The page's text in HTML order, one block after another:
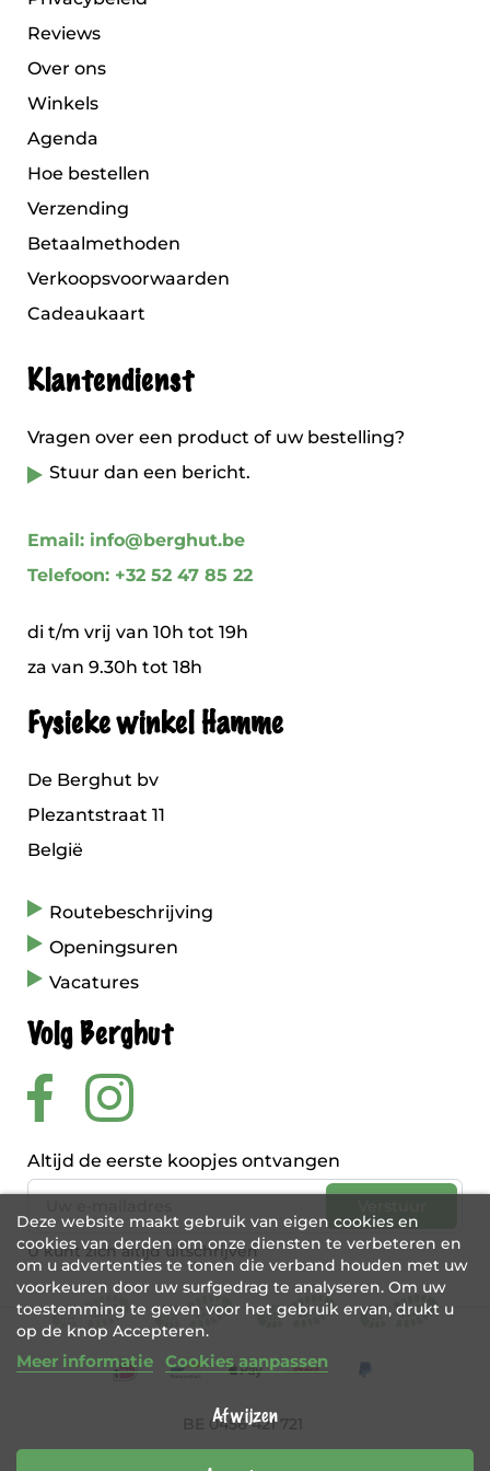
Reviews
Over ons
Winkels
Agenda
Hoe bestellen
Verzending
Betaalmethoden
Verkoopsvoorwaarden
Cadeaukaart
Klantendienst
Vragen over een product of uw bestelling?
Stuur dan een bericht.
Email: info@berghut.be
Telefoon: +32 52 47 85 22
di t/m vrij van 10h tot 19h
za van 9.30h tot 18h
Fysieke winkel Hamme
De Berghut bv
Plezantstraat 11
België
Routebeschrijving
Openingsuren
Vacatures
Volg Berghut
Altijd de eerste koopjes ontvangen
U kunt zich altijd uitschrijven
Deze website maakt gebruik van eigen cookies en
cookies van derden om onze diensten te verbeteren en
om u advertenties te tonen die verband houden met uw
voorkeuren door uw surfgedrag te analyseren. Om uw
toestemming te geven voor het gebruik ervan, drukt u
op de knop Accepteren.
Meer informatie Cookies aanpassen
Afwijzen
BE 0456 421 721